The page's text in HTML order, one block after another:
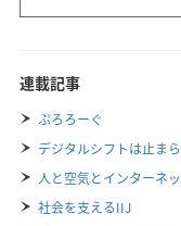
連載記事
ぷろろーぐ
デジタルシフトは止ま
人と空気とインターネ
社会を支えるIIJ